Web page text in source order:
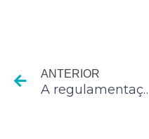
ANTERIOR
A